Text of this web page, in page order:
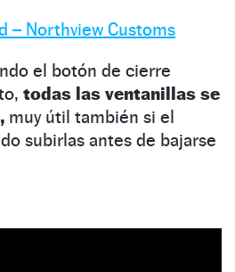
– Northview Customs
el botón de cierre
todas las ventanillas se
muy útil también si el
subirlas antes de bajarse